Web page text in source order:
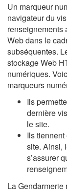
Un marqueur
navigateur du
renseignements
Web dans le
subséquentes.
stockage Web
numériques.
marqueurs
Ils
dernière
le site.
Ils
site. Ainsi,
s’assurer
La Gendarmerie